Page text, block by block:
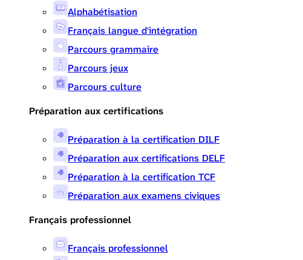
Alphabétisation
Français langue d'intégration
Parcours grammaire
Parcours jeux
Parcours culture
Préparation aux certifications
Préparation à la certification DILF
Préparation aux certifications DELF
Préparation à la certification TCF
Préparation aux examens civiques
Français professionnel
Français professionnel